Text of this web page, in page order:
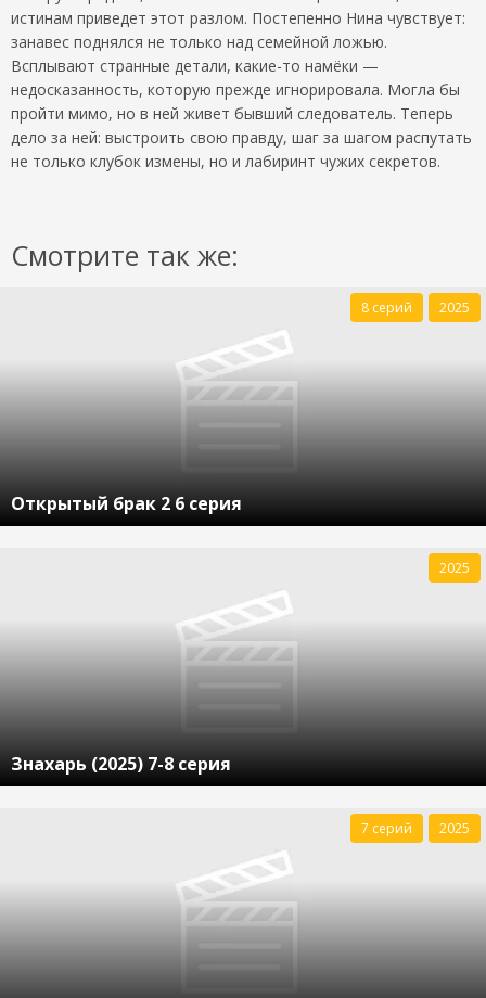
истинам приведет этот разлом. Постепенно Нина чувствует:
занавес поднялся не только над семейной ложью.
Всплывают странные детали, какие-то намёки —
недосказанность, которую прежде игнорировала. Могла бы
пройти мимо, но в ней живет бывший следователь. Теперь
дело за ней: выстроить свою правду, шаг за шагом распутать
не только клубок измены, но и лабиринт чужих секретов.
Смотрите так же:
Открытый брак 2 6 серия
8 серий 2025
Знахарь (2025) 7-8 серия
2025
7 серий 2025